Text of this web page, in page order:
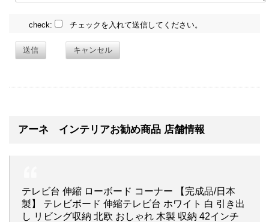
check: チェックを入れて送信してください。
送信 キャンセル
アーネ インテリアお勧め商品 店舗情報
テレビ台 伸縮 ローボード コーナー 【完成品/日本
製】 テレビボード 伸縮テレビ台 ホワイト 白 引き出
し リビング収納 北欧 おしゃれ 木製 収納 42インチ